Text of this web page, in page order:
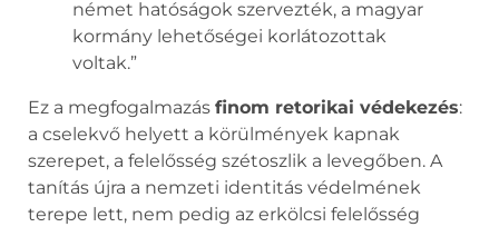
német hatóságok szervezték, a magyar
kormány lehetőségei korlátozottak
voltak.”
Ez a megfogalmazás finom retorikai védekezés:
a cselekvő helyett a körülmények kapnak
szerepet, a felelősség szétoszlik a levegőben. A
tanítás újra a nemzeti identitás védelmének
terepe lett, nem pedig az erkölcsi felelősség